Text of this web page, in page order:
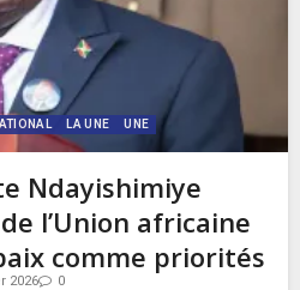
LA UNE UNE
Ndayishimiye
l’Union africaine
comme priorités
2026 0